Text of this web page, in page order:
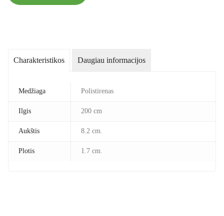
Charakteristikos Daugiau informacijos
Medžiaga Polistirenas
Ilgis 200 cm
Aukštis 8.2 cm.
Plotis 1.7 cm.